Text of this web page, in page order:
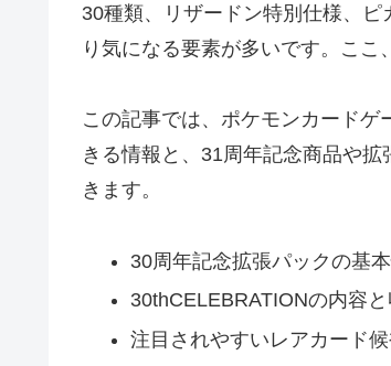
30種類、リザードン特別仕様、
り気になる要素が多いです。ここ
この記事では、ポケモンカード
きる情報と、31周年記念商品や
きます。
30周年記念拡張パックの基
30thCELEBRATIONの内容
注目されやすいレアカード